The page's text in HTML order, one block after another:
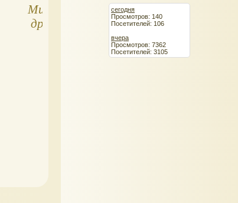
Мифологическое
драконоведение
Стихи и сказки
зверят, мини
сегодня
Просмотров: 140
Посетителей: 106
вчера
Просмотров: 7362
Посетителей: 3105